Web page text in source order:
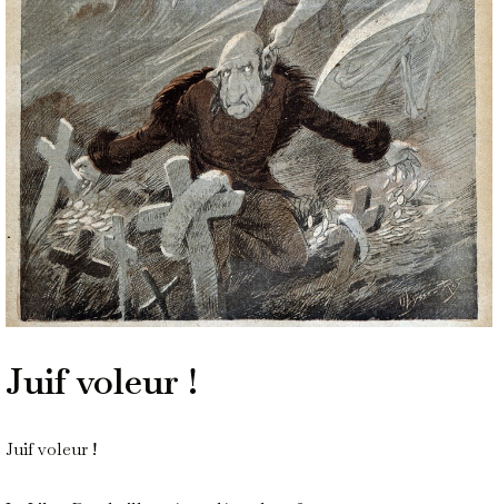
Juif voleur !
Juif voleur !